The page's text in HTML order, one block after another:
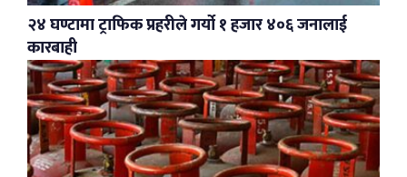
२४ घण्टामा ट्राफिक प्रहरीले गर्यो १ हजार ४०६ जनालाई
कारबाही